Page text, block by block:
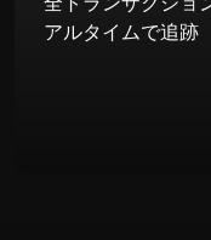
アルタイムで追跡